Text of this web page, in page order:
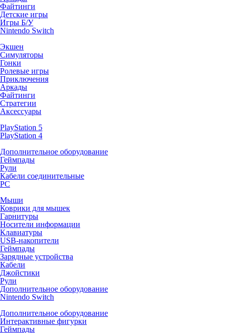
Файтинги
Детские игры
Игры Б/У
Nintendo Switch
Экшен
Симуляторы
Гонки
Ролевые игры
Приключения
Аркады
Файтинги
Стратегии
Аксессуары
PlayStation 5
PlayStation 4
Дополнительное оборудование
Геймпады
Рули
Кабели соединительные
PC
Мыши
Коврики для мышек
Гарнитуры
Носители информации
Клавиатуры
USB-накопители
Геймпады
Зарядные устройства
Кабели
Джойстики
Рули
Дополнительное оборудование
Nintendo Switch
Дополнительное оборудование
Интерактивные фигурки
Геймпады